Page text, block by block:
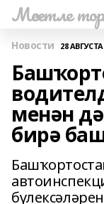
Мәсетле
Новости 28 АВГУСТА
менән
бирә